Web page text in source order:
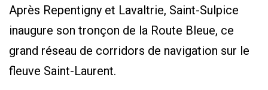
Après Repentigny et Lavaltrie, Saint-Sulpice
inaugure son tronçon de la Route Bleue, ce
grand réseau de corridors de navigation sur le
fleuve Saint-Laurent.